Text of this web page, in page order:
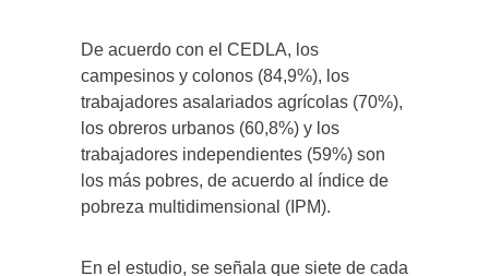
De acuerdo con el CEDLA, los
campesinos y colonos (84,9%), los
trabajadores asalariados agrícolas (70%),
los obreros urbanos (60,8%) y los
trabajadores independientes (59%) son
los más pobres, de acuerdo al índice de
pobreza multidimensional (IPM).
En el estudio, se señala que siete de cada